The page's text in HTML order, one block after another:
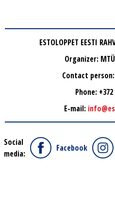
ESTOLOPPET EESTI
Organizer:
Contact
Phone: +372
E-mail:
Social
media:
Facebook